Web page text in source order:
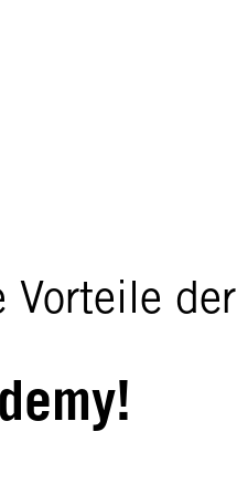
Vorteile der